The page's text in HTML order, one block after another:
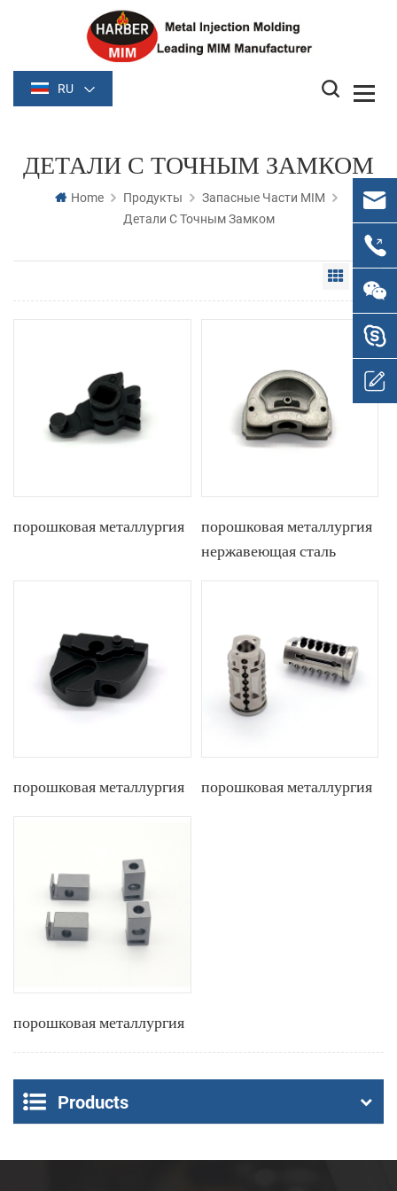
RU
ДЕТАЛИ С ТОЧНЫМ ЗАМКОМ
Home Продукты
Запасные Части MIM
Детали С Точным Замком
Grid
порошковая металлургия
порошковая металлургия
нержавеющая сталь
порошковая металлургия порошковая металлургия
порошковая металлургия
Products